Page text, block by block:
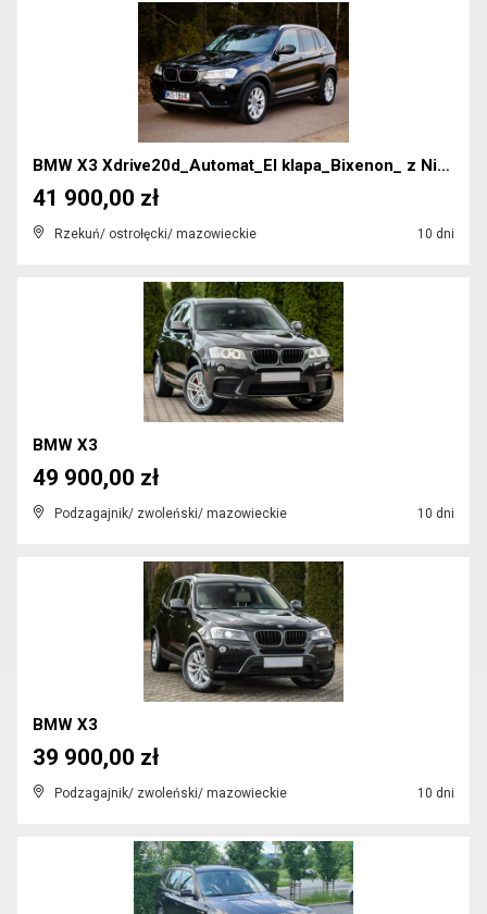
BMW X3 Xdrive20d_Automat_El klapa_Bixenon_ z Niemi...
Rzekuń/ ostrołęcki/ mazowieckie 10 dni
41 900,00 zł
BMW X3
Podzagajnik/ zwoleński/ mazowieckie 10 dni
49 900,00 zł
BMW X3
Podzagajnik/ zwoleński/ mazowieckie 10 dni
39 900,00 zł